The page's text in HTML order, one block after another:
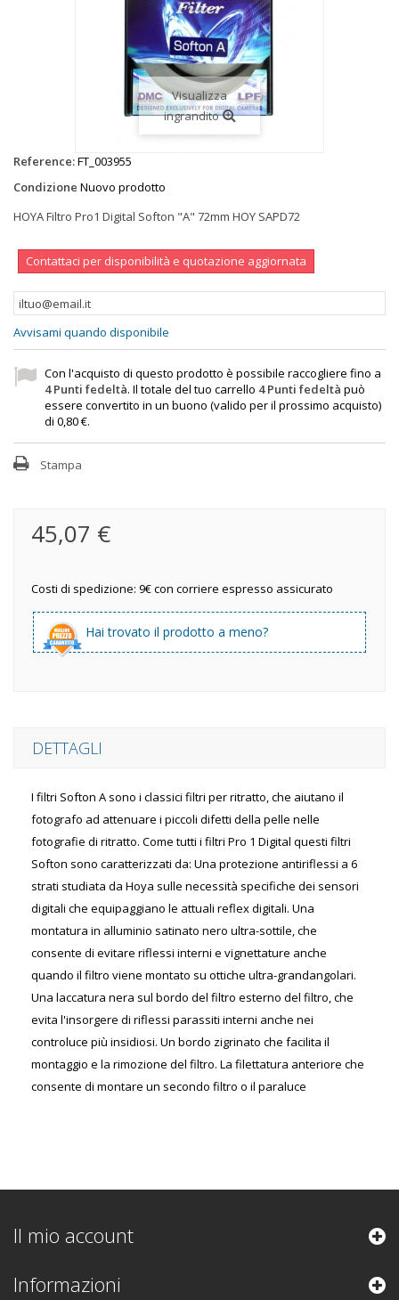
Visualizza
ingrandito
Reference:FT_003955
Condizione Nuovo prodotto
HOYA Filtro Pro1 Digital Softon "A" 72mm HOY SAPD72
Contattaci per disponibilità e quotazione aggiornata
Avvisami quando disponibile
Con l'acquisto di questo prodotto è possibile raccogliere fino a
4Punti fedeltà. Il totale del tuo carrello 4Punti fedeltà può
essere convertito in un buono (valido per il prossimo acquisto)
di 0,80 €.
Stampa
45,07 €
Costi di spedizione: 9€ con corriere espresso assicurato
Hai trovato il prodotto a meno?
DETTAGLI
I filtri Softon A sono i classici filtri per ritratto, che aiutano il
fotografo ad attenuare i piccoli difetti della pelle nelle
fotografie di ritratto. Come tutti i filtri Pro 1 Digital questi filtri
Softon sono caratterizzati da: Una protezione antiriflessi a 6
strati studiata da Hoya sulle necessità specifiche dei sensori
digitali che equipaggiano le attuali reflex digitali. Una
montatura in alluminio satinato nero ultra-sottile, che
consente di evitare riflessi interni e vignettature anche
quando il filtro viene montato su ottiche ultra-grandangolari.
Una laccatura nera sul bordo del filtro esterno del filtro, che
evita l'insorgere di riflessi parassiti interni anche nei
controluce più insidiosi. Un bordo zigrinato che facilita il
montaggio e la rimozione del filtro. La filettatura anteriore che
consente di montare un secondo filtro o il paraluce
Il mio account
Informazioni